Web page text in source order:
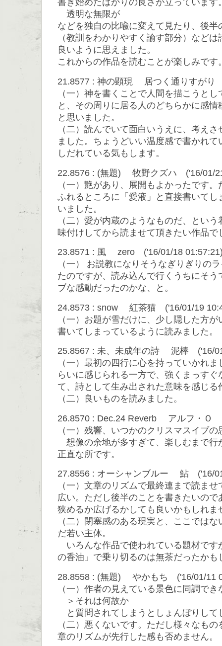
書き始めたばかりの良さが立っています
透明な無限が
などを独自の比喩に変えて見たり、後半
（教訓をわかりやすく諭す部分）など
良いように思えました。
これからの作品を読むことが楽しみです
21.8577 : 神の顕現 居つく通りすがり
（一）神を書くことで人間を描こうと
と、その周りに居る人のどちらかに感
と思いました。
（二）読んでいて面白いうえに、考え
ました。ちょうどいい温度感で書かれ
しだれている気もします。
22.8576 : (無題) 牧野クズハ ('16/01/
（一）艶があり、展開もよかったです
ふれるところに「愛液」と直接書いてし
いました。
（二）愛が内蔵のようなものだ、とい
味付けしてから読ませて頂きたい作品で
23.8571 : 風 zero ('16/01/18
（一） お説教になりそうなぎりぎりの
たのですが、読み込んで行くうちにそう
ブな感動だったのかな、と。
24.8573 : snow 紅茶猫 ('16/01/19
（一）お題が雪だけに、少し隠した方
書いてしまっているように読みました。
25.8567 : 未、未成年の詩 泥棒 ('16/
（一）最初の四行に心を持っていかれ
らいに感じられる一方で、強くまっす
て、詩として生み出された意味を感じる
（二）良いものを読みました。
26.8570 : Dec.24 Reverb アルフ・Ｏ
（一）残響、いつかのクリスマスイブ
想像の余地が多すぎて、楽しむまで行
正直な所です。
27.8556 : オーシャンブルー 鮎 ('16/
（一）文章のリズムで最終連まで読ま
広い。ただし後半のことを書きたいので
狭めるか広げるかしても良いかもしれま
（二）閉塞感のある現実と、ここでは
だ若い主体。
いろんな作品で使われている題材です
の香油」で乗り切るのは無茶だったかも
28.8558 : (無題) やかもち ('16/01/11
（一）作者の見えている景色に同調でき
＞それは何故か
と質問されてしまうとしょんぼりして
（二）悪くないです。ただし様々なも
章のリズムが先行した感も否めません。